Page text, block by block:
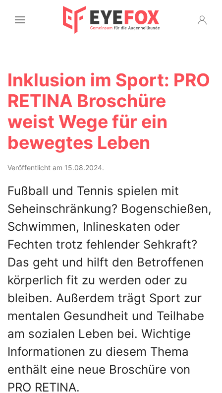
Inklusion im Sport: PRO
RETINA Broschüre
weist Wege für ein
bewegtes Leben
Veröffentlicht am 15.08.2024.
Fußball und Tennis spielen mit
Seheinschränkung? Bogenschießen,
Schwimmen, Inlineskaten oder
Fechten trotz fehlender Sehkraft?
Das geht und hilft den Betroffenen
körperlich fit zu werden oder zu
bleiben. Außerdem trägt Sport zur
mentalen Gesundheit und Teilhabe
am sozialen Leben bei. Wichtige
Informationen zu diesem Thema
enthält eine neue Broschüre von
PRO RETINA.